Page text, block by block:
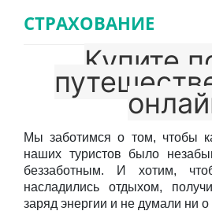
СТРАНЫ
НАШИ УСЛУГИ
ТУРИСТАМ
СТРАХОВАНИЕ
Купите
Мы заботимся о том, чтобы
наших туристов было
беззаботным.
И хотим,
насладились отдыхом,
заряд энергии и не думали ни